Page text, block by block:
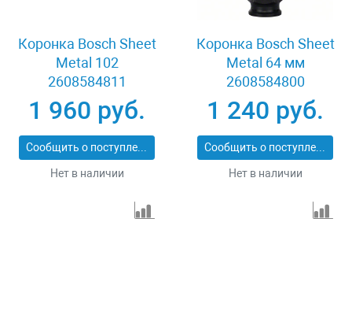
Коронка Bosch Sheet
Metal 102
2608584811
1 960 руб.
Сообщить о поступлении
Нет в наличии
Коронка Bosch Sheet
Metal 64 мм
2608584800
1 240 руб.
Сообщить о поступлении
Нет в наличии